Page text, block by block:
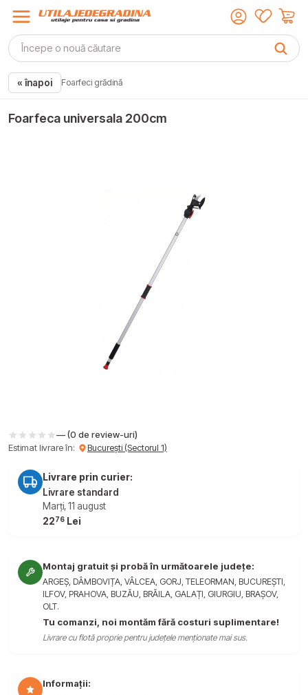
« înapoi Foarfeci grădină
Foarfeca universala 200cm
— (0 de review-uri)
Estimat livrare în:
București (Sectorul 1)
Livrare prin curier:
Livrare standard
Marți, 11 august
2276 Lei
Montaj gratuit și probă în următoarele județe:
ARGEȘ, DÂMBOVIȚA, VÂLCEA, GORJ, TELEORMAN, BUCUREȘTI,
ILFOV, PRAHOVA, BUZĂU, BRĂILA, GALAȚI, GIURGIU, BRAȘOV,
OLT.
Tu comanzi, noi montăm fără costuri suplimentare!
Livrare cu flotă proprie pentru județele menționate mai sus.
Informații: